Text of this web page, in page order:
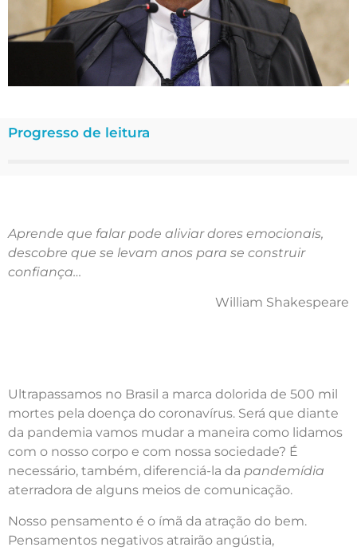
Progresso de leitura
Aprende que falar pode aliviar dores emocionais,
descobre que se levam anos para se construir
confiança…
William Shakespeare
Ultrapassamos no Brasil a marca dolorida de 500 mil
mortes pela doença do coronavírus. Será que diante
da pandemia vamos mudar a maneira como lidamos
com o nosso corpo e com nossa sociedade? É
necessário, também, diferenciá-la da pandemídia
aterradora de alguns meios de comunicação.
Nosso pensamento é o ímã da atração do bem.
Pensamentos negativos atrairão angústia,